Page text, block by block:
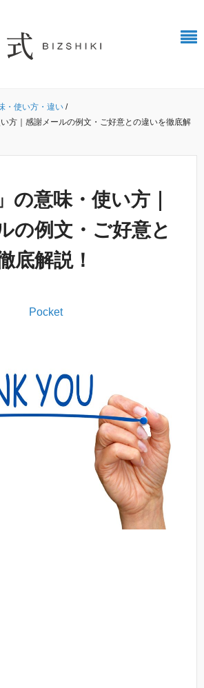
・使い方・違い /
方｜感謝メールの例文・ご好意との違いを徹底解
の意味・使い方｜
の例文・ご好意と
底解説！
Pocket